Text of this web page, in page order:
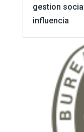
gestion
influencia